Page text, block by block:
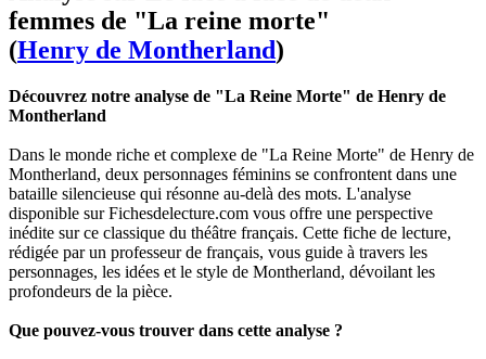
femmes de "La reine morte"
(Henry de Montherland)
Découvrez notre analyse de "La Reine Morte" de Henry de
Montherland
Dans le monde riche et complexe de "La Reine Morte" de Henry de
Montherland, deux personnages féminins se confrontent dans une
bataille silencieuse qui résonne au-delà des mots. L'analyse
disponible sur Fichesdelecture.com vous offre une perspective
inédite sur ce classique du théâtre français. Cette fiche de lecture,
rédigée par un professeur de français, vous guide à travers les
personnages, les idées et le style de Montherland, dévoilant les
profondeurs de la pièce.
Que pouvez-vous trouver dans cette analyse ?